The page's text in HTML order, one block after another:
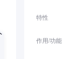
特性
作用/功能